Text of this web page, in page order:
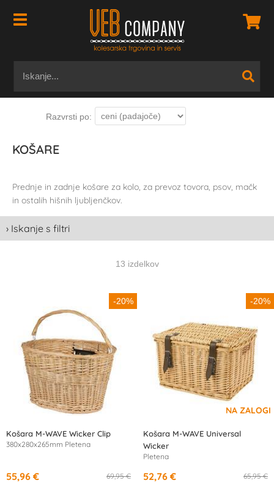
KOŠARE
Prednje in zadnje košare za kolo, za prevoz tovora, psov, mačk
in ostalih hišnih ljubljenčkov.
› Iskanje s filtri
13 izdelkov
-20%
Košara M-WAVE Wicker Clip
380x280x265mm Pletena
69,95 €
55,96 €
-20%
Košara M-WAVE Universal
Wicker
Pletena
65,95 €
52,76 €